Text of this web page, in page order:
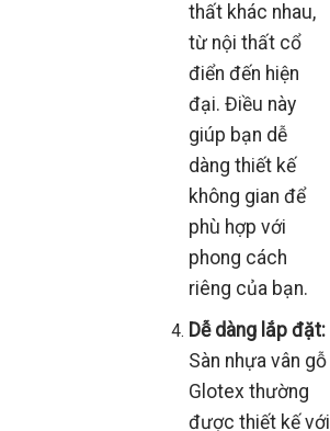
thất khác nhau,
từ nội thất cổ
điển đến hiện
đại. Điều này
giúp bạn dễ
dàng thiết kế
không gian để
phù hợp với
phong cách
riêng của bạn.
Dễ dàng lắp đặt:
Sàn nhựa vân gỗ
Glotex thường
được thiết kế với